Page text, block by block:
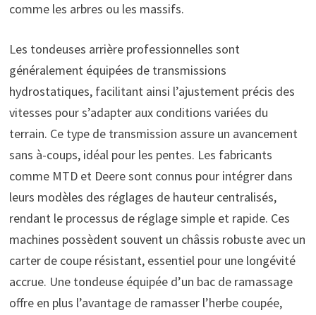
comme les arbres ou les massifs.
Les tondeuses arrière professionnelles sont
généralement équipées de transmissions
hydrostatiques, facilitant ainsi l’ajustement précis des
vitesses pour s’adapter aux conditions variées du
terrain. Ce type de transmission assure un avancement
sans à-coups, idéal pour les pentes. Les fabricants
comme MTD et Deere sont connus pour intégrer dans
leurs modèles des réglages de hauteur centralisés,
rendant le processus de réglage simple et rapide. Ces
machines possèdent souvent un châssis robuste avec un
carter de coupe résistant, essentiel pour une longévité
accrue. Une tondeuse équipée d’un bac de ramassage
offre en plus l’avantage de ramasser l’herbe coupée,